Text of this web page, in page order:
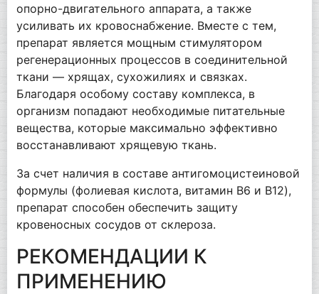
опорно-двигательного аппарата, а также
усиливать их кровоснабжение. Вместе с тем,
препарат является мощным стимулятором
регенерационных процессов в соединительной
ткани — хрящах, сухожилиях и связках.
Благодаря особому составу комплекса, в
организм попадают необходимые питательные
вещества, которые максимально эффективно
восстанавливают хрящевую ткань.
За счет наличия в составе антигомоцистеиновой
формулы (фолиевая кислота, витамин B6 и B12),
препарат способен обеспечить защиту
кровеносных сосудов от склероза.
РЕКОМЕНДАЦИИ К
ПРИМЕНЕНИЮ